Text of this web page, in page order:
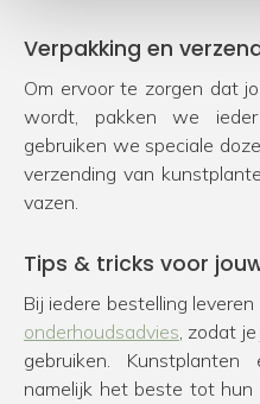
Verpakking en
Om ervoor te zorgen dat
wordt, pakken we
gebruiken we speciale
verzending van
vazen.
Tips & tricks voor
Bij iedere bestelling
onderhoudsadvies, zodat
gebruiken.
namelijk het beste tot